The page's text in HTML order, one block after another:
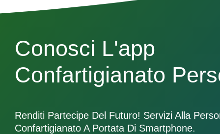
Conosci L'app
Confartigianato
Renditi Partecipe Del Futuro! Servizi Alla
Confartigianato A Portata Di Smartphone.